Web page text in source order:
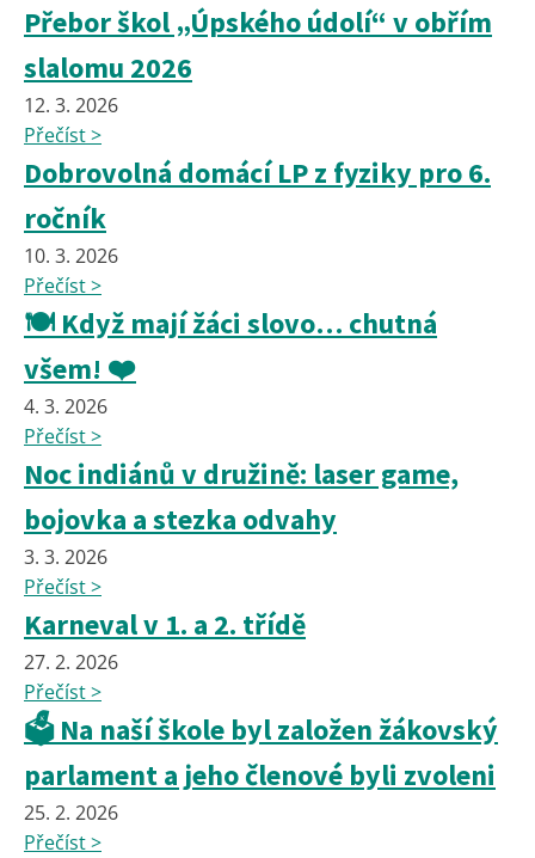
Přebor škol „Úpského údolí“ v obřím
slalomu 2026
12. 3. 2026
Přečíst >
Dobrovolná domácí LP z fyziky pro 6.
ročník
10. 3. 2026
Přečíst >
🍽️ Když mají žáci slovo… chutná
všem! ❤️
4. 3. 2026
Přečíst >
Noc indiánů v družině: laser game,
bojovka a stezka odvahy
3. 3. 2026
Přečíst >
Karneval v 1. a 2. třídě
27. 2. 2026
Přečíst >
🗳️ Na naší škole byl založen žákovský
parlament a jeho členové byli zvoleni
25. 2. 2026
Přečíst >